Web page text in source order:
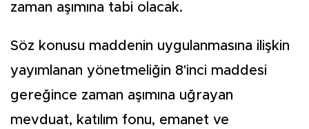
zaman aşımına tabi olacak.
Söz konusu maddenin uygulanmasına ilişkin
yayımlanan yönetmeliğin 8'inci maddesi
gereğince zaman aşımına uğrayan
mevduat, katılım fonu, emanet ve